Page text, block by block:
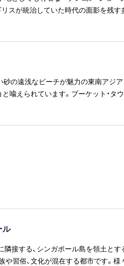
リスが統治していた時代の面影を残
す。マレーシアリンギットは船内で両
の遠浅なビーチが魅力の東南アジ
と喩えられています。プーケット・タ
アーのご予約をおすすめします）
接する、シンガポール島を領土とす
や習俗、文化が混在する都市です。